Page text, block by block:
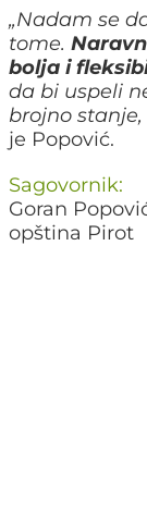
„Nadam se
tome.
bolja i
da bi uspeli
brojno
je Popović.
Sagovornik:
Goran
opština Pirot